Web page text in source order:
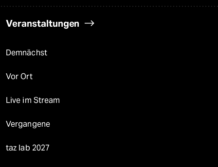
Veranstaltungen
Demnächst
Vor Ort
Live im Stream
Vergangene
taz lab 2027